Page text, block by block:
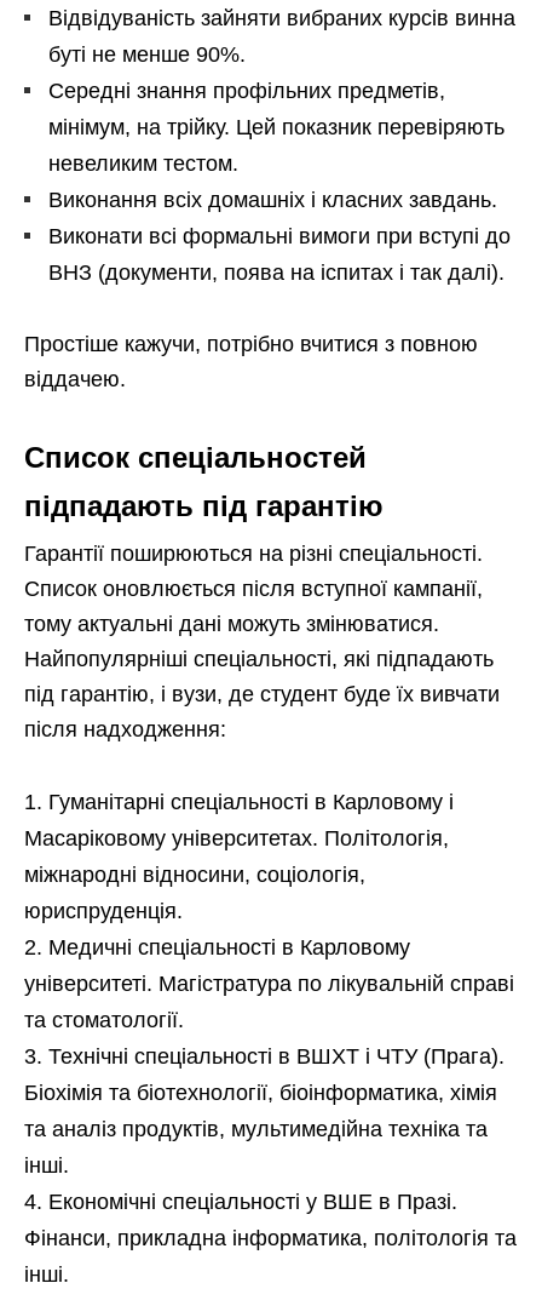
Відвідуваність зайняти вибраних курсів винна
буті не менше 90%.
Середні знання профільних предметів,
мінімум, на трійку. Цей показник перевіряють
невеликим тестом.
Виконання всіх домашніх і класних завдань.
Виконати всі формальні вимоги при вступі до
ВНЗ (документи, поява на іспитах і так далі).
Простіше кажучи, потрібно вчитися з повною
віддачею.
Список спеціальностей
підпадають під гарантію
Гарантії поширюються на різні спеціальності.
Список оновлюється після вступної кампанії,
тому актуальні дані можуть змінюватися.
Найпопулярніші спеціальності, які підпадають
під гарантію, і вузи, де студент буде їх вивчати
після надходження:
Гуманітарні спеціальності в Карловому і
Масаріковому університетах. Політологія,
міжнародні відносини, соціологія,
юриспруденція.
Медичні спеціальності в Карловому
університеті. Магістратура по лікувальній справі
та стоматології.
Технічні спеціальності в ВШХТ і ЧТУ (Прага).
Біохімія та біотехнології, біоінформатика, хімія
та аналіз продуктів, мультимедійна техніка та
інші.
Економічні спеціальності у ВШЕ в Празі.
Фінанси, прикладна інформатика, політологія та
інші.